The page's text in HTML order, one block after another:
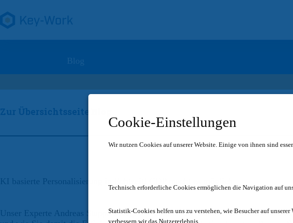
Inhalt
springen
Blog
Zur Übersichtsseite Blog
KI basierte Personalisierung in Echtzeit! CDP macht es möglich
Unser Experte Andreas Stappert zeigt im Rahmen der Commerce Week in
Cookie-Einstellungen
Wir nutzen Cookies auf unserer Website. Einige von ihnen sind
Technisch erforderliche Cookies ermöglichen die Navigation auf
Statistik-Cookies helfen uns zu verstehen, wie Besucher auf
verbessern wir das Nutzererlebnis.